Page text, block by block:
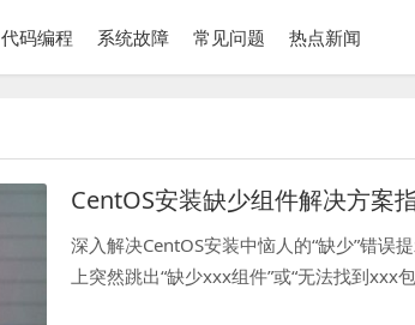
代码编程 系统故障 常见问题 热点新闻
CentOS安装缺少组件解决方案
深入解决CentOS安装中恼人的“缺少”错误
上突然跳出“缺少xxx组件”或“无法找到xxx